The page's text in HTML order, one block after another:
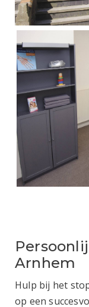
Arnhem
Hulp bij het
op een